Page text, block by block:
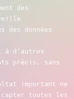
des
des données
à d’autres
précis, sans
important ne
capter toutes les